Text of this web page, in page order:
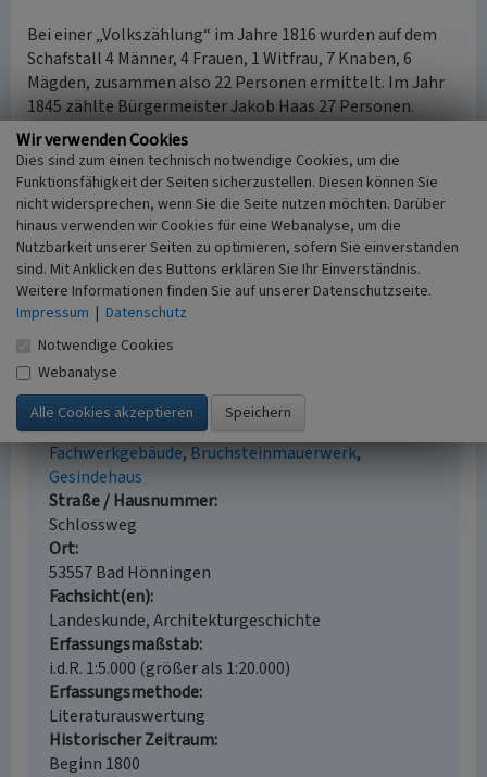
Bei einer „Volkszählung“ im Jahre 1816 wurden auf dem
Schafstall 4 Männer, 4 Frauen, 1 Witfrau, 7 Knaben, 6
Mägden, zusammen also 22 Personen ermittelt. Im Jahr
1845 zählte Bürgermeister Jakob Haas 27 Personen.
(Hans-Dieter Weber, Bad Hönningen, 2024)
Literatur
Weiler, Jakob (2019) Hünnije, mein Heimatstadt.
Bad Hönningen.
Schafstall oberhalb Schloss Arenfels bei Bad
Hönningen
Schlagwörter
Fachwerkgebäude Bruchsteinmauerwerk
Gesindehaus
Straße / Hausnummer
Schlossweg
Ort
53557 Bad Hönningen
Fachsicht(en)
Landeskunde, Architekturgeschichte
Erfassungsmaßstab
i.d.R. 1:5.000 (größer als 1:20.000)
Erfassungsmethode
Literaturauswertung
Historischer Zeitraum
Beginn 1800
Wir verwenden Cookies
Dies sind zum einen technisch notwendige Cookies, um die
Funktionsfähigkeit der Seiten sicherzustellen. Diesen können Sie
nicht widersprechen, wenn Sie die Seite nutzen möchten. Darüber
hinaus verwenden wir Cookies für eine Webanalyse, um die
Nutzbarkeit unserer Seiten zu optimieren, sofern Sie einverstanden
sind. Mit Anklicken des Buttons erklären Sie Ihr Einverständnis.
Weitere Informationen finden Sie auf unserer Datenschutzseite.
Impressum | Datenschutz
Notwendige Cookies
Webanalyse